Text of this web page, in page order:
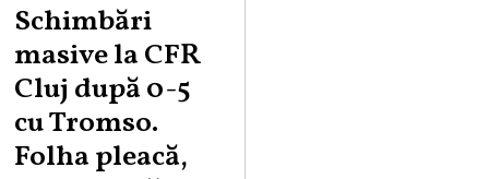
Schimbări
masive la CFR
Cluj după 0-5
cu Tromso.
Folha pleacă,